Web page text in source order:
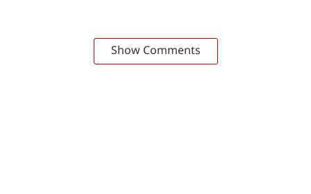
Show Comments